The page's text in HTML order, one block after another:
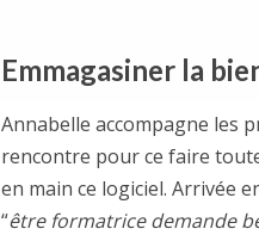
Emmagasiner la
Annabelle accompagne les
rencontre pour ce faire
en main ce logiciel. Arrivée
“être formatrice demande